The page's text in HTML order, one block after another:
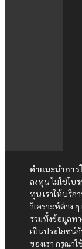
คำแนะนำการ
ลงทุน ไม่ใช่โบ
ทุน เราให้บริก
วิเคราะห์ต่าง
รวมทั้งข้อมูลท
เป็นประโยชน์
ของเรา กรุณา